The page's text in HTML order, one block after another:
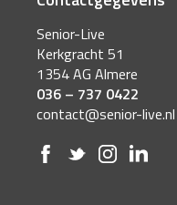
Senior-Live
Kerkgracht 51
1354 AG Almere
036 – 737 0422
contact@senior-live.nl